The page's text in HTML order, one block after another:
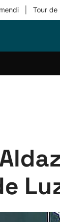
Tour de